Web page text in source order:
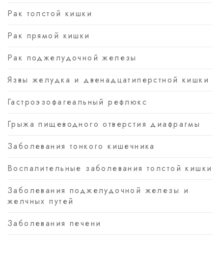
Рак толстой кишки
Рак прямой кишки
Рак поджелудочной железы
Язвы желудка и двенадцатиперстной кишки
Гастроэзофагеальный рефлюкс
Грыжа пищеводного отверстия диафрагмы
Заболевания тонкого кишечника
Воспалительные заболевания толстой кишки
Заболевания поджелудочной железы и
желчных путей
Заболевания печени